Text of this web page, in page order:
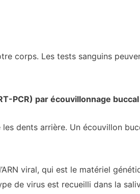
corps. Les tests sanguins
PCR) par écouvillonnage buccal
dents arrière. Un écouvillon
viral, qui est le matériel
de virus est recueilli dans la